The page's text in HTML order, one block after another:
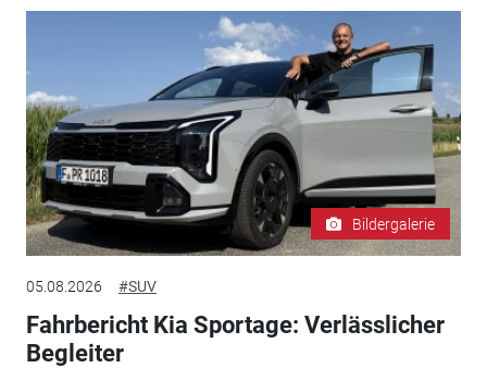
Bildergalerie
05.08.2026 #SUV
Fahrbericht Kia Sportage: Verlässlicher
Begleiter